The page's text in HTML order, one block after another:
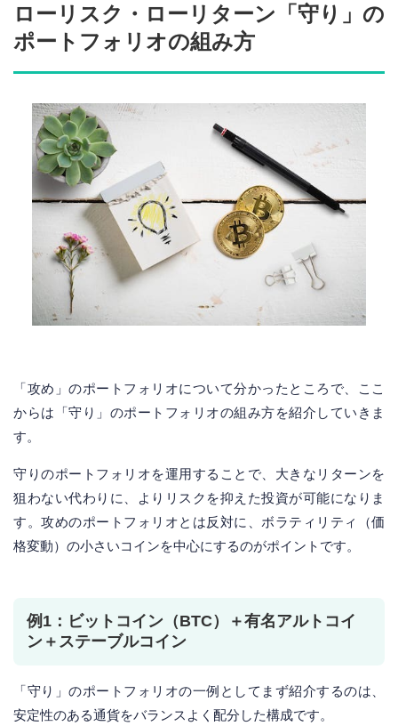
ローリスク・ローリターン「守り」の
ポートフォリオの組み方
「攻め」のポートフォリオについて分かったところで、ここ
からは「守り」のポートフォリオの組み方を紹介していきま
す。
守りのポートフォリオを運用することで、大きなリターンを
狙わない代わりに、よりリスクを抑えた投資が可能になりま
す。攻めのポートフォリオとは反対に、ボラティリティ（価
格変動）の小さいコインを中心にするのがポイントです。
例1：ビットコイン（BTC）＋有名アルトコイ
ン＋ステーブルコイン
「守り」のポートフォリオの一例としてまず紹介するのは、
安定性のある通貨をバランスよく配分した構成です。